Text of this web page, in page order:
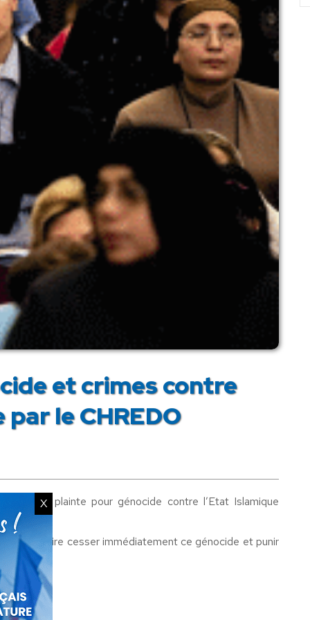
et crimes contre
le CHREDO
la plainte pour génocide contre l’Etat Islamique
Il faut faire cesser immédiatement ce génocide et punir
X